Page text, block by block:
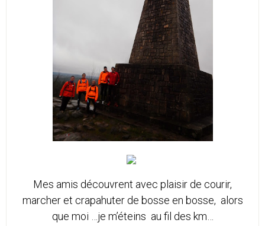
Mes amis découvrent avec plaisir de courir,
marcher et crapahuter de bosse en bosse, alors
que moi …je m’éteins au fil des km…